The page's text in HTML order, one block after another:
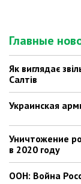
Главные
Як виглядає
Салтів
Украинская
Уничтожение
в 2020 году
ООН: Война